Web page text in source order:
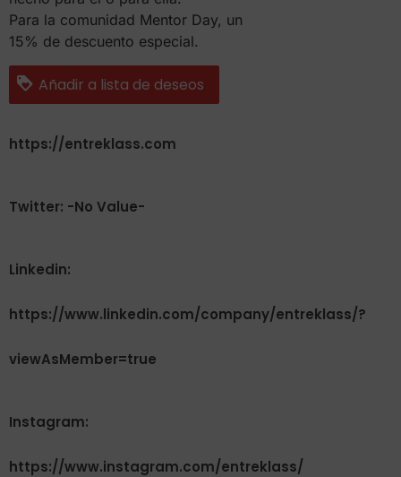
Para la comunidad Mentor Day, un
15% de descuento especial.
Añadir a lista de deseos
https://entreklass.com
Twitter: -No Value-
Linkedin:
https://www.linkedin.com/company/entreklass/?
viewAsMember=true
Instagram:
https://www.instagram.com/entreklass/